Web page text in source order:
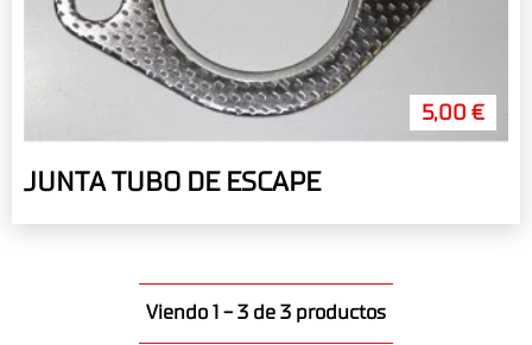
5,00 €
JUNTA TUBO DE ESCAPE
Viendo 1 - 3 de 3 productos